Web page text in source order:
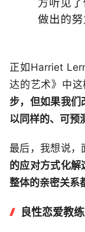
正如Harriet
达的艺术》中这
步，但如果我
以同样的、可预
最后，我想说，
的应对方式化解
整体的亲密关系
良性恋爱教练